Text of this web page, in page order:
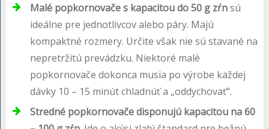
Malé popkornovače s kapacitou do 50 g zŕnsú
ideálne pre jednotlivcov alebo páry. Majú
kompaktné rozmery. Určite však nie sú stavané na
nepretržitú prevádzku. Niektoré malé
popkornovače dokonca musia po výrobe každej
dávky 10 – 15 minút chladnúť a „oddychovať“.
Stredné popkornovače disponujú kapacitou na 60